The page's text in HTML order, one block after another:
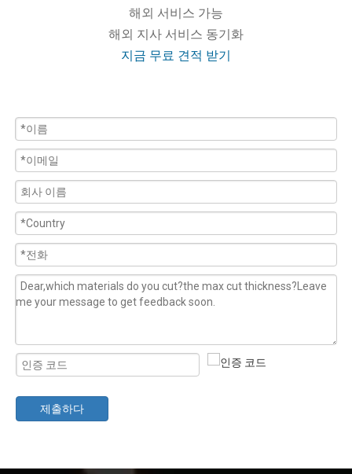
해외 서비스 가능
해외 지사 서비스 동기화
지금 무료 견적 받기
제출하다